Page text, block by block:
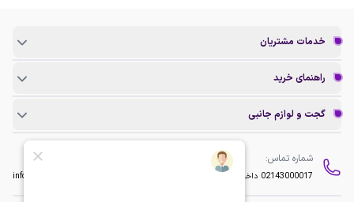
خدمات مشتریان
راهنمای خرید
گجت و لوازم جانبی
شماره تماس:
02143000017 داخلی 2 info@baninopc.com